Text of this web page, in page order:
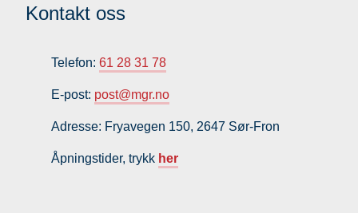
Kontakt oss
Telefon: 61 28 31 78
E-post: post@mgr.no
Adresse: Fryavegen 150, 2647 Sør-Fron
Åpningstider, trykk her